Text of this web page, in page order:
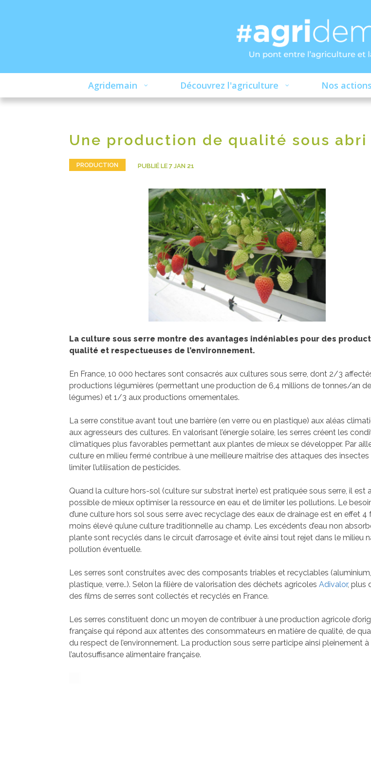
Agridemain Découvrez l'agriculture Nos actions
Une production de qualité sous abri
PRODUCTION PUBLIÉ LE 7 JAN 21
La culture sous serre montre des avantages indéniables pour des
qualité et respectueuses de l’environnement.
En France, 10 000 hectares sont consacrés aux cultures sous serre, dont 2/3
productions légumières (permettant une production de 6,4 millions de tonnes/an de
légumes) et 1/3 aux productions ornementales.
La serre constitue avant tout une barrière (en verre ou en plastique) aux aléas
aux agresseurs des cultures. En valorisant l’énergie solaire, les serres créent les
climatiques plus favorables permettant aux plantes de mieux se développer. Par
culture en milieu fermé contribue à une meilleure maîtrise des attaques des
limiter l’utilisation de pesticides.
Quand la culture hors-sol (culture sur substrat inerte) est pratiquée sous serre, il est
possible de mieux optimiser la ressource en eau et de limiter les pollutions. Le
d’une culture hors sol sous serre avec recyclage des eaux de drainage est en effet 4
moins élevé qu’une culture traditionnelle au champ. Les excédents d’eau non
plante sont recyclés dans le circuit d’arrosage et évite ainsi tout rejet dans le milieu
pollution éventuelle.
Les serres sont construites avec des composants triables et recyclables (aluminium,
plastique, verre..). Selon la filière de valorisation des déchets agricoles Adivalor, plus
des films de serres sont collectés et recyclés en France.
Les serres constituent donc un moyen de contribuer à une production agricole
française qui répond aux attentes des consommateurs en matière de qualité, de
du respect de l’environnement. La production sous serre participe ainsi pleinement
l’autosuffisance alimentaire française.